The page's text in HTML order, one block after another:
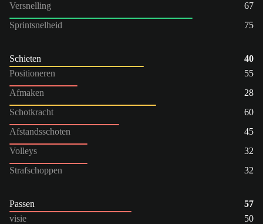
Versnelling
67
Sprintsnelheid
75
Schieten
40
Positioneren
55
Afmaken
28
Schotkracht
60
Afstandsschoten
45
Volleys
32
Strafschoppen
32
Passen
57
visie
50